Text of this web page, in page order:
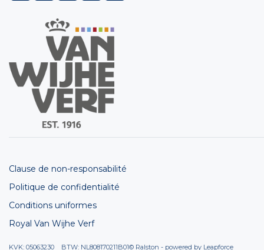
Clause de non-responsabilité
Politique de confidentialité
Conditions uniformes
Royal Van Wijhe Verf
KVK: 05063230 BTW: NL808170211B01© Ralston - powered by Leapforce